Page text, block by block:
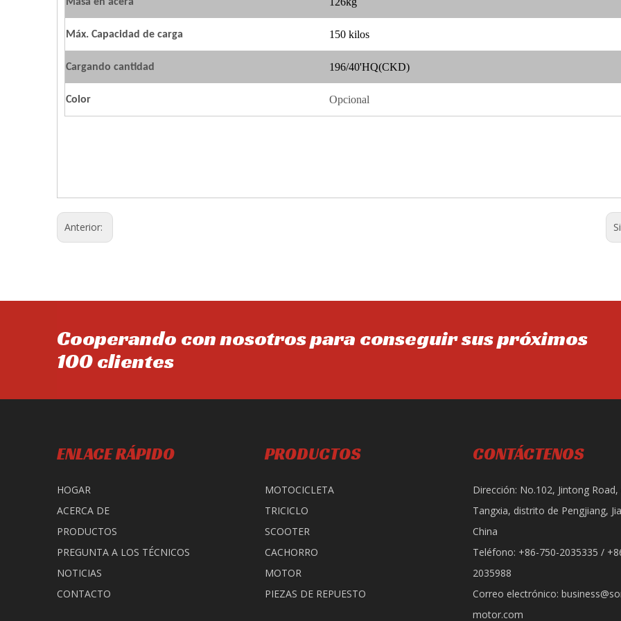
Máx. Capacidad de carga 150 kilos
Cargando cantidad 196/40'HQ(CKD)
Color Opcional
Anterior:
Cooperando con nosotros para conseguir sus próximos
100 clientes
ENLACE RÁPIDO
HOGAR
ACERCA DE
PRODUCTOS
PREGUNTA A LOS TÉCNICOS
NOTICIAS
CONTACTO
PRODUCTOS
MOTOCICLETA
TRICICLO
SCOOTER
CACHORRO
MOTOR
PIEZAS DE REPUESTO
CONTÁCTENOS
Dirección: No.102, Jintong Road,
Tangxia, distrito de Pengjiang,
China
Teléfono: +86-750-2035335 /
2035988
Correo electrónico:
motor.com